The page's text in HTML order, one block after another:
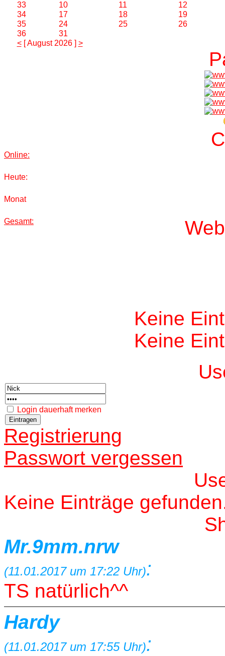
33
10 11
12
34
17 18
19
35
24 25
26
36
31
<[ August 2026 ] >
P
C
Online:
Heute:
Monat
Gesamt: W
Keine
Keine
Login dauerhaft merken
Registrierung
Passwort vergessen
Keine Einträge
S
Mr.9mm.nrw
(11.01.2017 um 17:22 Uhr):
TS natürlich^^
Hardy
(11.01.2017 um 17:55 Uhr):